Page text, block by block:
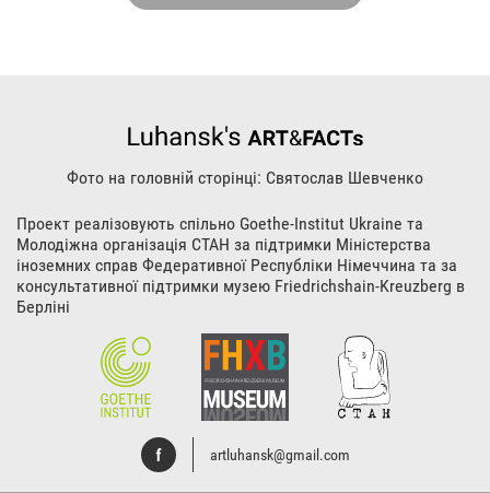
Фото на головній сторінці: Святослав Шевченко
Проект реалізовують спільно Goethe-Institut Ukraine та
Молодіжна організація СТАН за підтримки Міністерства
іноземних справ Федеративної Республіки Німеччина та за
консультативної підтримки музею Friedrichshain-Kreuzberg в
Берліні
artluhansk@gmail.com